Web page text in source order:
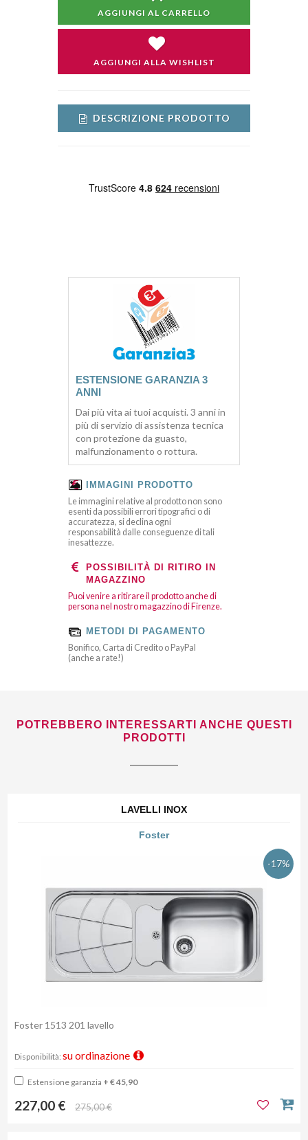
AGGIUNGI AL CARRELLO
AGGIUNGI ALLA WISHLIST
DESCRIZIONE PRODOTTO
ESTENSIONE GARANZIA 3
ANNI
Dai più vita ai tuoi acquisti. 3 anni in
più di servizio di assistenza tecnica
con protezione da guasto,
malfunzionamento o rottura.
IMMAGINI PRODOTTO
Le immagini relative al prodotto non sono
esenti da possibili errori tipografici o di
accuratezza, si declina ogni
responsabilità dalle conseguenze di tali
inesattezze.
POSSIBILITÀ DI RITIRO IN
MAGAZZINO
Puoi venire a ritirare il prodotto anche di
persona nel nostro magazzino di Firenze.
METODI DI PAGAMENTO
Bonifico, Carta di Credito o PayPal
(anche a rate!)
POTREBBERO INTERESSARTI ANCHE QUESTI
PRODOTTI
LAVELLI INOX
Foster
-17%
Foster 1513 201 lavello
Disponibilità: su ordinazione
Estensione garanzia + € 45,90
227,00 € 275,00 €